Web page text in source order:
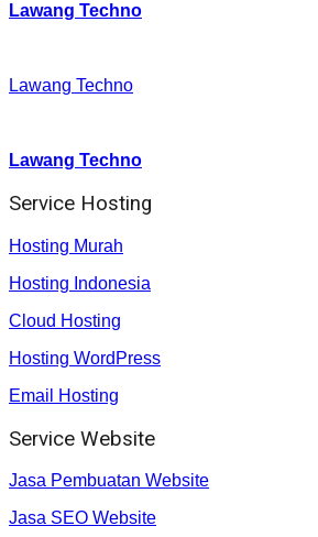
Lawang Techno
Lawang Techno
Lawang Techno
Service Hosting
Hosting Murah
Hosting Indonesia
Cloud Hosting
Hosting WordPress
Email Hosting
Service Website
Jasa Pembuatan Website
Jasa SEO Website